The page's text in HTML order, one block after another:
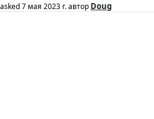
asked7 мая 2023 г.автор Doug